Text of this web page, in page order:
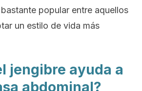
popular entre aquellos
un estilo de vida más
jengibre ayuda a
abdominal?